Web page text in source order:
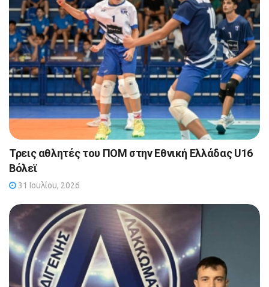
Τρεις αθλητές του ΠΟΜ στην Εθνική Ελλάδας U16
Βόλεϊ
31 Ιουλίου, 2026